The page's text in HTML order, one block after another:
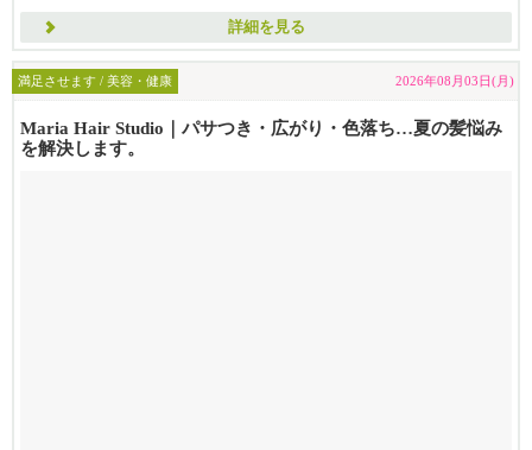
詳細を見る
満足させます / 美容・健康 2026年08月03日(月)
Maria Hair Studio｜パサつき・広がり・色落ち…夏の髪悩み
を解決します。